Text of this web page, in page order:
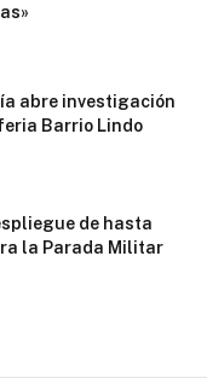
abre investigación
Barrio Lindo
de hasta
la Parada Militar